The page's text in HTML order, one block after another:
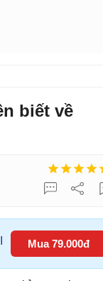
biết về
Mua 79.000đ